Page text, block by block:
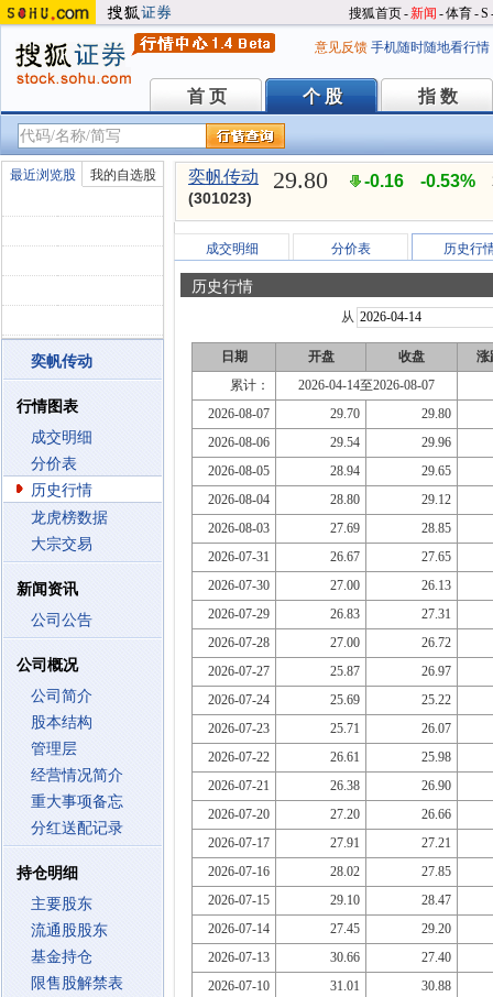
搜狐首页-新闻 -体育-S
意见反馈 手机随时随地看行情
首 页
首 页 个 股
个 股 指 数
指 数
最近浏览股 我的自选股
奕帆传动
行情图表
成交明细
分价表
历史行情
龙虎榜数据
大宗交易
新闻资讯
公司公告
公司概况
公司简介
股本结构
管理层
经营情况简介
重大事项备忘
分红送配记录
持仓明细
主要股东
流通股股东
基金持仓
限售股解禁表
奕帆传动
(301023)
29.80 -0.16 -0.53%
成交明细 分价表 历史行
历史行情
从
日期 开盘 收盘
涨
累计：
2026-04-14至2026-08-07
2026-08-07
29.70
29.80
2026-08-06
29.54
29.96
2026-08-05
28.94
29.65
2026-08-04
28.80
29.12
2026-08-03
27.69
28.85
2026-07-31
26.67
27.65
2026-07-30
27.00
26.13
2026-07-29
26.83
27.31
2026-07-28
27.00
26.72
2026-07-27
25.87
26.97
2026-07-24
25.69
25.22
2026-07-23
25.71
26.07
2026-07-22
26.61
25.98
2026-07-21
26.38
26.90
2026-07-20
27.20
26.66
2026-07-17
27.91
27.21
2026-07-16
28.02
27.85
2026-07-15
29.10
28.47
2026-07-14
27.45
29.20
2026-07-13
30.66
27.40
2026-07-10
31.01
30.88